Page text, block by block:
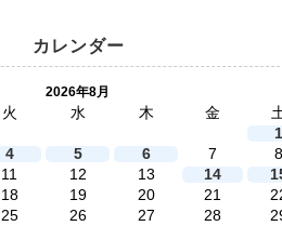
カレンダー
2026年8月
火 水 木 金
1
4 5 6 7
8
11 12 13 14
18 19 20 21
25 26 27 28